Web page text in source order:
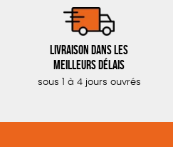
Livraison dans les
meilleurs délais
sous 1 à 4 jours ouvrés